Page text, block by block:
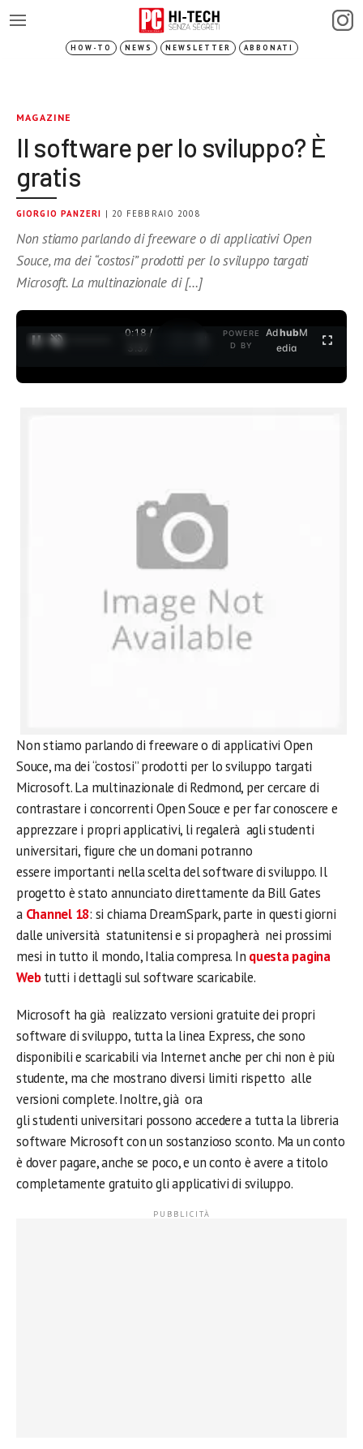
HOW-TO NEWS NEWSLETTER ABBONATI
MAGAZINE
Il software per lo sviluppo? È
gratis
GIORGIO PANZERI | 20 FEBBRAIO 2008
Non stiamo parlando di freeware o di applicativi Open
Souce, ma dei “costosi” prodotti per lo sviluppo targati
Microsoft. La multinazionale di […]
0:18 /
3:37
POWERE
D BY
AdhubM
edia
Non stiamo parlando di freeware o di applicativi Open
Souce, ma dei “costosi” prodotti per lo sviluppo targati
Microsoft. La multinazionale di Redmond, per cercare di
contrastare i concorrenti Open Souce e per far conoscere e
apprezzare i propri applicativi, li regalerà agli studenti
universitari, figure che un domani potranno
essere importanti nella scelta del software di sviluppo. Il
progetto è stato annunciato direttamente da Bill Gates
a Channel 18: si chiama DreamSpark, parte in questi giorni
dalle università statunitensi e si propagherà nei prossimi
mesi in tutto il mondo, Italia compresa. In questa pagina
Webtutti i dettagli sul software scaricabile.
Microsoft ha già realizzato versioni gratuite dei propri
software di sviluppo, tutta la linea Express, che sono
disponibili e scaricabili via Internet anche per chi non è più
studente, ma che mostrano diversi limiti rispetto alle
versioni complete. Inoltre, già ora
gli studenti universitari possono accedere a tutta la libreria
software Microsoft con un sostanzioso sconto. Ma un conto
è dover pagare, anche se poco, e un conto è avere a titolo
completamente gratuito gli applicativi di sviluppo.